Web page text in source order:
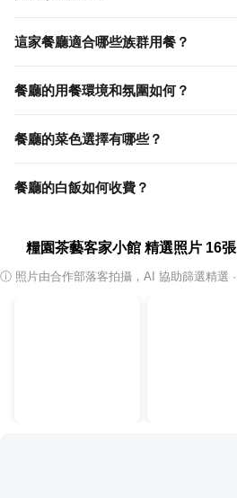
這家餐廳適合哪些族群用餐？
餐廳的用餐環境和氛圍如何？
餐廳的菜色選擇有哪些？
餐廳的白飯如何收費？
糧園茶藝客家小館 精選照片 16張
ⓘ 照片由合作部落客拍攝，AI 協助篩選精選 ·